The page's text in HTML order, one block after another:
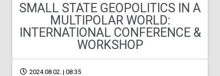
SMALL STATE GEOPOLITICS IN A
MULTIPOLAR WORLD:
INTERNATIONAL CONFERENCE &
WORKSHOP
2024.08.02. | 08:35